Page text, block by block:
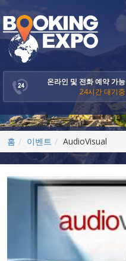
온라인 및 전화 예약 가능
24시간 대기중
홈 이벤트 AudioVisual